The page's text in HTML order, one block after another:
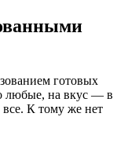
готовых
любые, на вкус — в
К тому же нет